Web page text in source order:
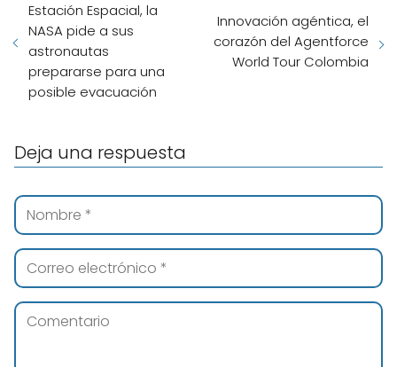
Estación Espacial, la
NASA pide a sus
astronautas
prepararse para una
posible evacuación
Innovación agéntica, el
corazón del Agentforce
World Tour Colombia
Deja una respuesta